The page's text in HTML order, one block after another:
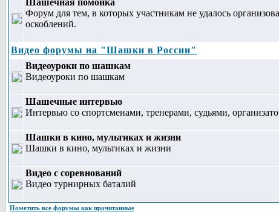
Шашечная помойка
Форум для тем, в которых участникам не удалось
оскоблений.
Видео форумы на "Шашки в России"
Видеоуроки по шашкам
Видеоуроки по шашкам
Шашечные интервью
Интервью со спортсменами, тренерами, судьями,
Шашки в кино, мультиках и жизни
Шашки в кино, мультиках и жизни
Видео с соревнований
Видео турнирных баталий
Пометить все форумы как прочитанные